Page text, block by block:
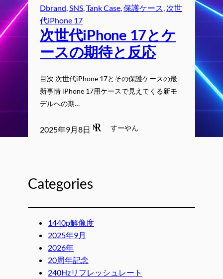
Dbrand, SNS, Tank Case, 保護ケース, 次世
代iPhone 17
次世代iPhone 17とケ
ースの期待と反応
目次 次世代iPhone 17とその保護ケースの最
新事情 iPhone 17用ケースで見えてくる新モ
デルへの期…
2025年9月8日 すーやん
Categories
1440p解像度
2025年9月
2026年
20周年記念
240Hzリフレッシュレート